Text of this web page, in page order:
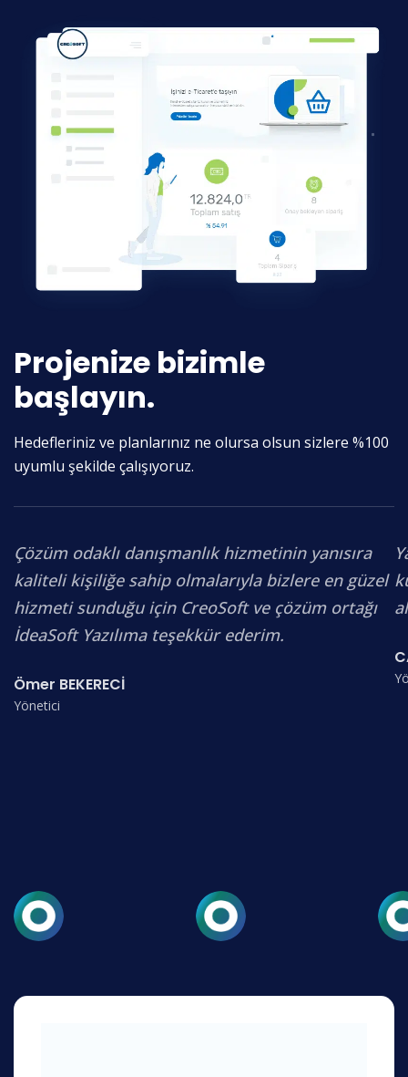
Projenize bizimle
başlayın.
Hedefleriniz ve planlarınız ne olursa olsun sizlere %100
uyumlu şekilde çalışıyoruz.
Çözüm odaklı danışmanlık hizmetinin yanısıra
kaliteli kişiliğe sahip olmalarıyla bizlere en güzel
hizmeti sunduğu için CreoSoft ve çözüm ortağı
İdeaSoft Yazılıma teşekkür ederim.
Ömer BEKERECİ
Yönetici